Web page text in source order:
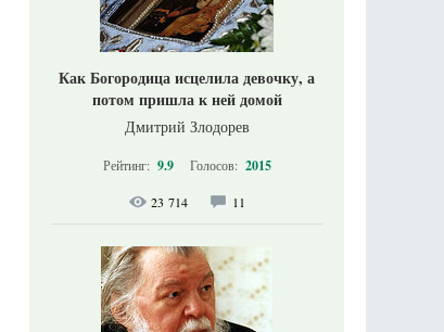
Как Богородица исцелила девочку, а
потом пришла к ней домой
Дмитрий Злодорев
Рейтинг: 9.9 Голосов: 2015
23 714 11